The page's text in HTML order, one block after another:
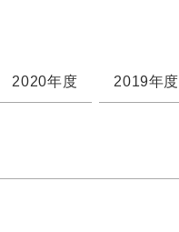
2020年度 2019年度